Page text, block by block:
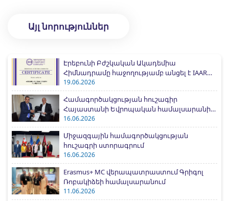
Այլ նորություններ
Էրեբունի Բժշկական Ակադեմիա
Հիմնադրամը հաջողությամբ անցել է IAAR
միջազգային հավատարմագրման
գործընթացը
19.06.2026
Համագործակցության հուշագիր
Հայաստանի Եվրոպական համալսարանի
հետ
16.06.2026
Միջազգային համագործակցության
հուշագրի ստորագրում
16.06.2026
Erasmus+ MC վերապատրաստում Գրիգոլ
Ռոբակիձեի համալսարանում
11.06.2026